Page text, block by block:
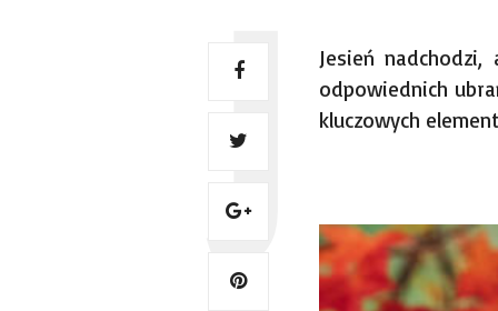
Jesień
odpowiednich
kluczowych